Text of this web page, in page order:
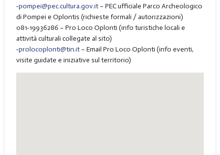
‑pompei@pec.cultura.gov.it– PEC ufficiale Parco Archeologico
di Pompei e Oplontis (richieste formali / autorizzazioni)
081‑19936286 – Pro Loco Oplonti (info turistiche locali e
attività culturali collegate al sito)
‑prolocoplonti@tin.it– Email Pro Loco Oplonti (info eventi,
visite guidate e iniziative sul territorio)